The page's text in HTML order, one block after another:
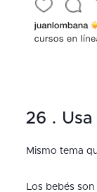
26 .
Mismo tema
Los bebés son